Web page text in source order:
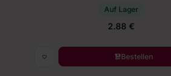
Auf Lager
2.88 €
Bestellen